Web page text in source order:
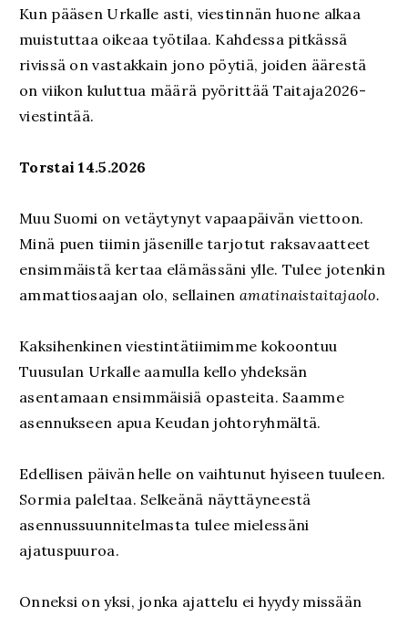
Kun pääsen Urkalle asti, viestinnän huone alkaa
muistuttaa oikeaa työtilaa. Kahdessa pitkässä
rivissä on vastakkain jono pöytiä, joiden äärestä
on viikon kuluttua määrä pyörittää Taitaja2026-
viestintää.
Torstai 14.5.2026
Muu Suomi on vetäytynyt vapaapäivän viettoon.
Minä puen tiimin jäsenille tarjotut raksavaatteet
ensimmäistä kertaa elämässäni ylle. Tulee jotenkin
ammattiosaajan olo, sellainenamatinaistaitajaolo.
Kaksihenkinen viestintätiimimme kokoontuu
Tuusulan Urkalle aamulla kello yhdeksän
asentamaan ensimmäisiä opasteita. Saamme
asennukseen apua Keudan johtoryhmältä.
Edellisen päivän helle on vaihtunut hyiseen tuuleen.
Sormia paleltaa. Selkeänä näyttäyneestä
asennussuunnitelmasta tulee mielessäni
ajatuspuuroa.
Onneksi on yksi, jonka ajattelu ei hyydy missään